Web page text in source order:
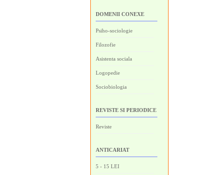
DOMENII CONEXE
Psiho-sociologie
Filozofie
Asistenta sociala
Logopedie
Sociobiologia
REVISTE SI PERIODICE
Reviste
ANTICARIAT
5 - 15 LEI